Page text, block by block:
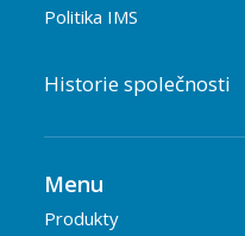
Politika IMS
Historie společnosti
Menu
Produkty